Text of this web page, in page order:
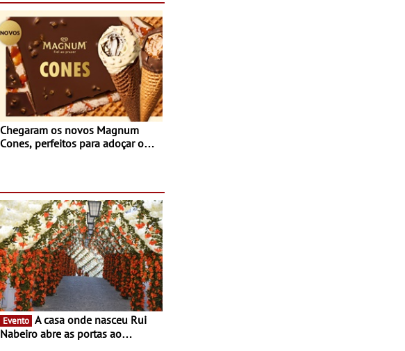
Chegaram os novos Magnum
Cones, perfeitos para adoçar o
Evento
Nabeiro abre as portas ao